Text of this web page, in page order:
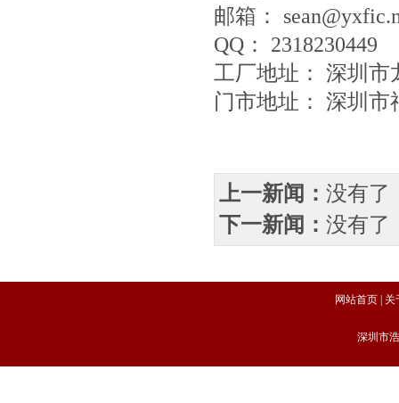
邮箱：
QQ： 2318230449
工厂地址： 深圳市
门市地址： 深圳市
上一新闻： 没有了
下一新闻： 没有了
网站首页 关
深圳市